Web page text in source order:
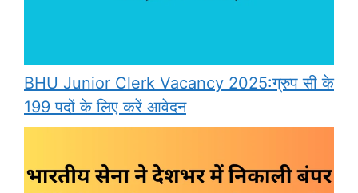
BHU Junior Clerk Vacancy 2025:ग्रुप सी के
199 पदों के लिए करें आवेदन